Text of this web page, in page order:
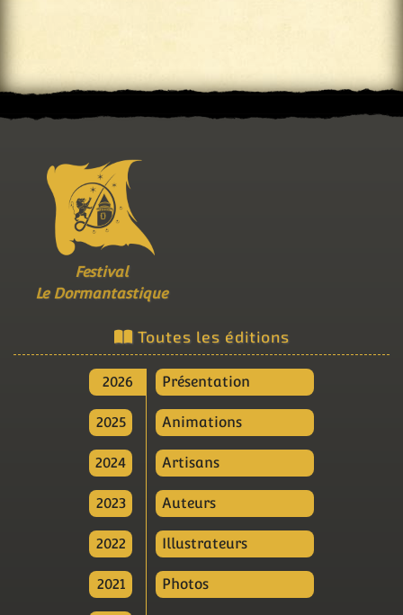
Festival
Le Dormantastique
Toutes les éditions
2026
2025
2024
2023
2022
2021
Présentation
Animations
Artisans
Auteurs
Illustrateurs
Photos